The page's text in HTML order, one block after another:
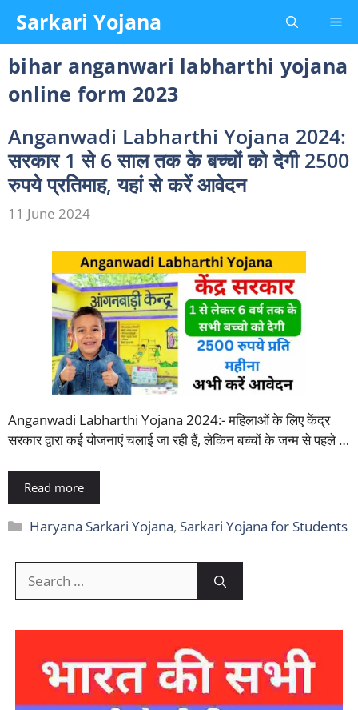
content
Sarkari Yojana
bihar anganwari labharthi yojana
online form 2023
Anganwadi Labharthi Yojana 2024:
सरकार 1 से 6 साल तक के बच्चों को देगी 2500
रुपये प्रतिमाह, यहां से करें आवेदन
11 June 2024
Anganwadi Labharthi Yojana 2024:- महिलाओं के लिए केंद्र
सरकार द्वारा कई योजनाएं चलाई जा रही हैं, लेकिन बच्चों के जन्म से पहले …
Read more
Categories
Haryana Sarkari Yojana, Sarkari Yojana for Students
for: